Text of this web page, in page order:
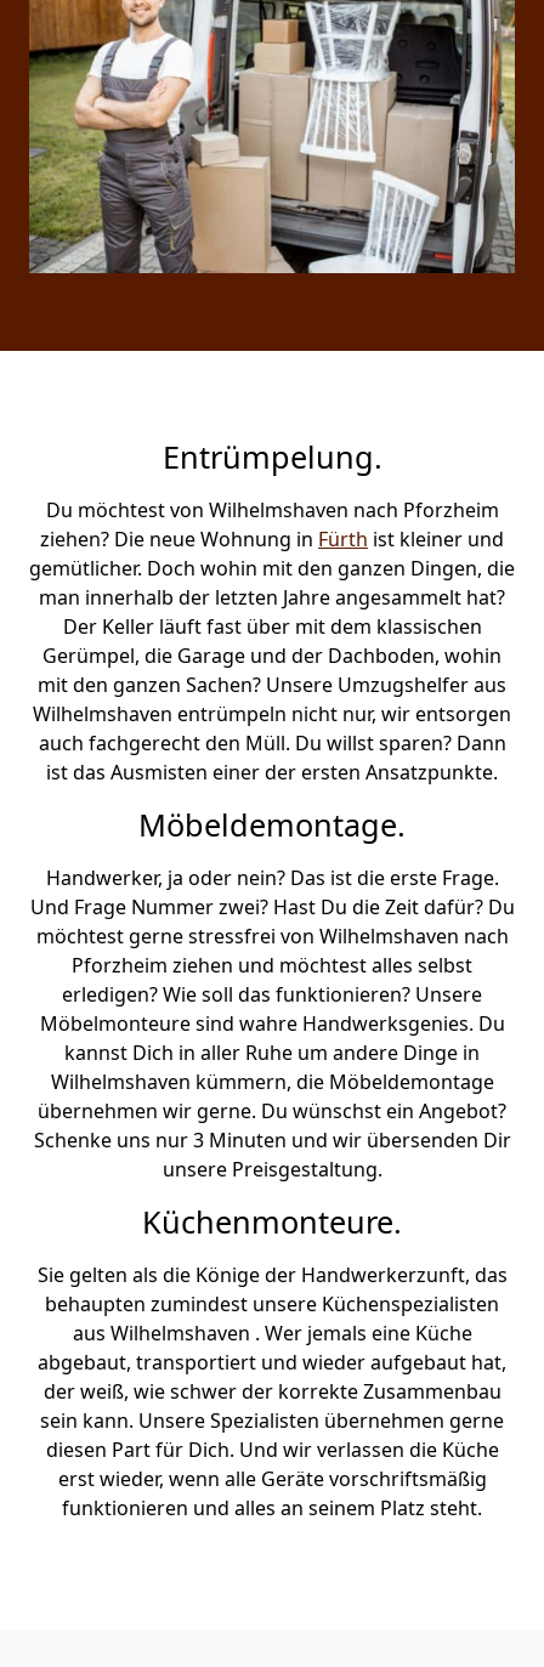
Entrümpelung.
Du möchtest von Wilhelmshaven nach Pforzheim
ziehen? Die neue Wohnung in Fürth ist kleiner und
gemütlicher. Doch wohin mit den ganzen Dingen, die
man innerhalb der letzten Jahre angesammelt hat?
Der Keller läuft fast über mit dem klassischen
Gerümpel, die Garage und der Dachboden, wohin
mit den ganzen Sachen? Unsere Umzugshelfer aus
Wilhelmshaven entrümpeln nicht nur, wir entsorgen
auch fachgerecht den Müll. Du willst sparen? Dann
ist das Ausmisten einer der ersten Ansatzpunkte.
Möbeldemontage.
Handwerker, ja oder nein? Das ist die erste Frage.
Und Frage Nummer zwei? Hast Du die Zeit dafür? Du
möchtest gerne stressfrei von Wilhelmshaven nach
Pforzheim ziehen und möchtest alles selbst
erledigen? Wie soll das funktionieren? Unsere
Möbelmonteure sind wahre Handwerksgenies. Du
kannst Dich in aller Ruhe um andere Dinge in
Wilhelmshaven kümmern, die Möbeldemontage
übernehmen wir gerne. Du wünschst ein Angebot?
Schenke uns nur 3 Minuten und wir übersenden Dir
unsere Preisgestaltung.
Küchenmonteure.
Sie gelten als die Könige der Handwerkerzunft, das
behaupten zumindest unsere Küchenspezialisten
aus Wilhelmshaven . Wer jemals eine Küche
abgebaut, transportiert und wieder aufgebaut hat,
der weiß, wie schwer der korrekte Zusammenbau
sein kann. Unsere Spezialisten übernehmen gerne
diesen Part für Dich. Und wir verlassen die Küche
erst wieder, wenn alle Geräte vorschriftsmäßig
funktionieren und alles an seinem Platz steht.